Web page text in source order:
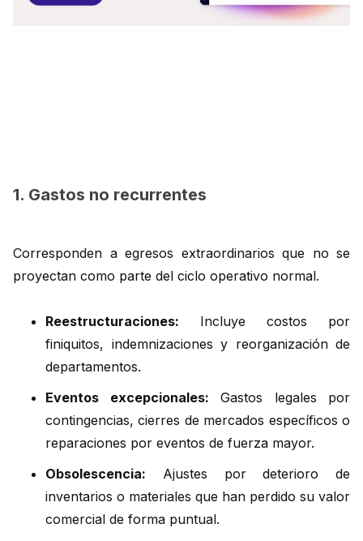
1. Gastos no recurrentes
Corresponden a egresos extraordinarios que no se
proyectan como parte del ciclo operativo normal.
Reestructuraciones: Incluye costos por
finiquitos, indemnizaciones y reorganización de
departamentos.
Eventos excepcionales: Gastos legales por
contingencias, cierres de mercados específicos o
reparaciones por eventos de fuerza mayor.
Obsolescencia: Ajustes por deterioro de
inventarios o materiales que han perdido su valor
comercial de forma puntual.